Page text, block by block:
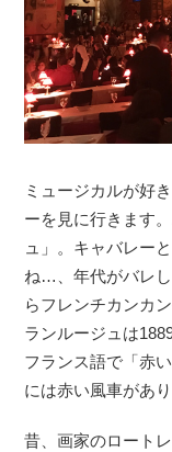
ミュージカルが好
ーを見に行きます
ュ」。キャバレー
ね…、年代がバレ
らフレンチカンカ
ランルージュは
フランス語で「赤
には赤い風車があり
昔、画家のロート